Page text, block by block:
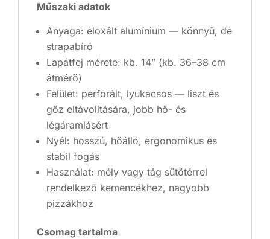
Műszaki adatok
Anyaga: eloxált alumínium — könnyű, de
strapabíró
Lapátfej mérete: kb. 14” (kb. 36–38 cm
átmérő)
Felület: perforált, lyukacsos — liszt és
gőz eltávolítására, jobb hő- és
légáramlásért
Nyél: hosszú, hőálló, ergonomikus és
stabil fogás
Használat: mély vagy tág sütőtérrel
rendelkező kemencékhez, nagyobb
pizzákhoz
Csomag tartalma